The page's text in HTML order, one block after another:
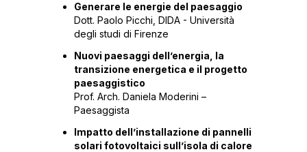
Generare le energie del paesaggio
Dott. Paolo Picchi, DIDA - Università
degli studi di Firenze
Nuovi paesaggi dell’energia, la
transizione energetica e il progetto
paesaggistico
Prof. Arch. Daniela Moderini –
Paesaggista
Impatto dell’installazione di pannelli
solari fotovoltaici sull’isola di calore